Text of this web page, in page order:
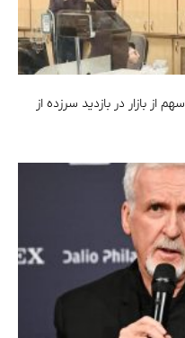
از بازار در بازدید سرزده از